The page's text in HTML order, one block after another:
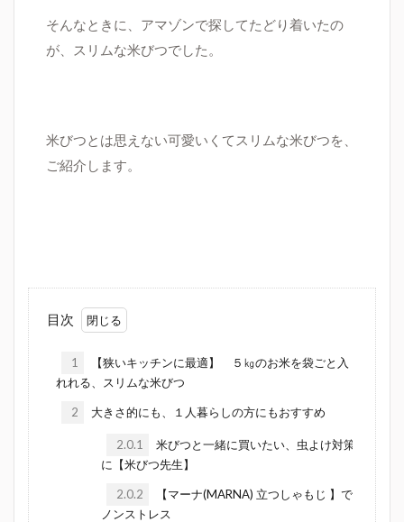
そんなときに、アマゾンで探してたどり着いたの
が、スリムな米びつでした。
米びつとは思えない可愛いくてスリムな米びつを、
ご紹介します。
目次
1
【狭いキッチンに最適】 ５㎏のお米を袋ごと入
れれる、スリムな米びつ
2 大きさ的にも、１人暮らしの方にもおすすめ
2.0.1
米びつと一緒に買いたい、虫よけ対策
に【米びつ先生】
2.0.2
【マーナ(MARNA) 立つしゃもじ 】で
ノンストレス